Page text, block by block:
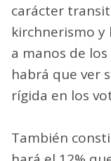
carácter
kirchnerismo
a manos de
habrá que ver
rígida en los
También